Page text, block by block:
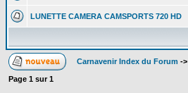
LUNETTE CAMERA CAMSPORTS 720 HD
Carnavenir Index du Forum ->
Page 1 sur1